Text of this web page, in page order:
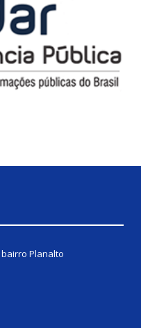
bairro Planalto